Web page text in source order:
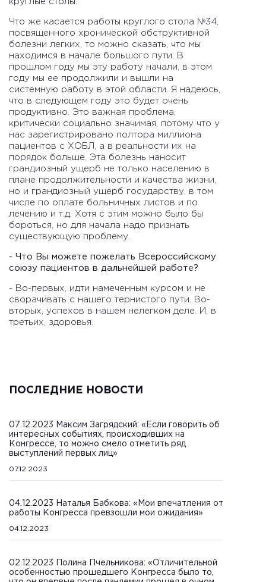
круглые столы.
Что же касается работы круглого стола №34,
посвященного хронической обструктивной
болезни легких, то можно сказать, что мы
находимся в начале большого пути. В
прошлом году мы эту работу начали, в этом
году мы ее продолжили и вышли на
системную работу в этой области. Я надеюсь,
что в следующем году это будет очень
продуктивно. Это важная проблема,
критически социально значимая, потому что у
нас зарегистрировано полтора миллиона
пациентов с ХОБЛ, а в реальности их на
порядок больше. Эта болезнь наносит
грандиозный ущерб не только населению в
плане продолжительности и качества жизни,
но и грандиозный ущерб государству, в том
числе по оплате больничных листов и по
лечению и т.д. Хотя с этим можно было бы
бороться, но для начала надо признать
существующую проблему.
- Что Вы можете пожелать Всероссийскому
союзу пациентов в дальнейшей работе?
- Во-первых, идти намеченным курсом и не
сворачивать с нашего тернистого пути. Во-
вторых, успехов в нашем нелегком деле. И, в
третьих, здоровья.
ПОСЛЕДНИЕ НОВОСТИ
07.12.2023 Максим Загрядский: «Если говорить об
интересных событиях, происходивших на
Конгрессе, то можно смело отметить ряд
выступлений первых лиц»
07.12.2023
04.12.2023 Наталья Бабкова: «Мои впечатления от
работы Конгресса превзошли мои ожидания»
04.12.2023
02.12.2023 Полина Пчельникова: «Отличительной
особенностью прошедшего Конгресса было то,